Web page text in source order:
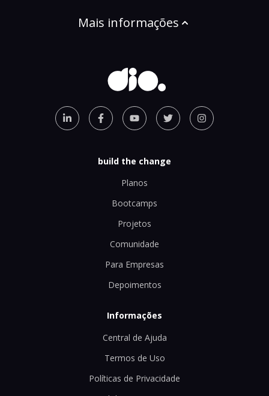
Mais informações
build the change
Planos
Bootcamps
Projetos
Comunidade
Para Empresas
Depoimentos
Informações
Central de Ajuda
Termos de Uso
Políticas de Privacidade